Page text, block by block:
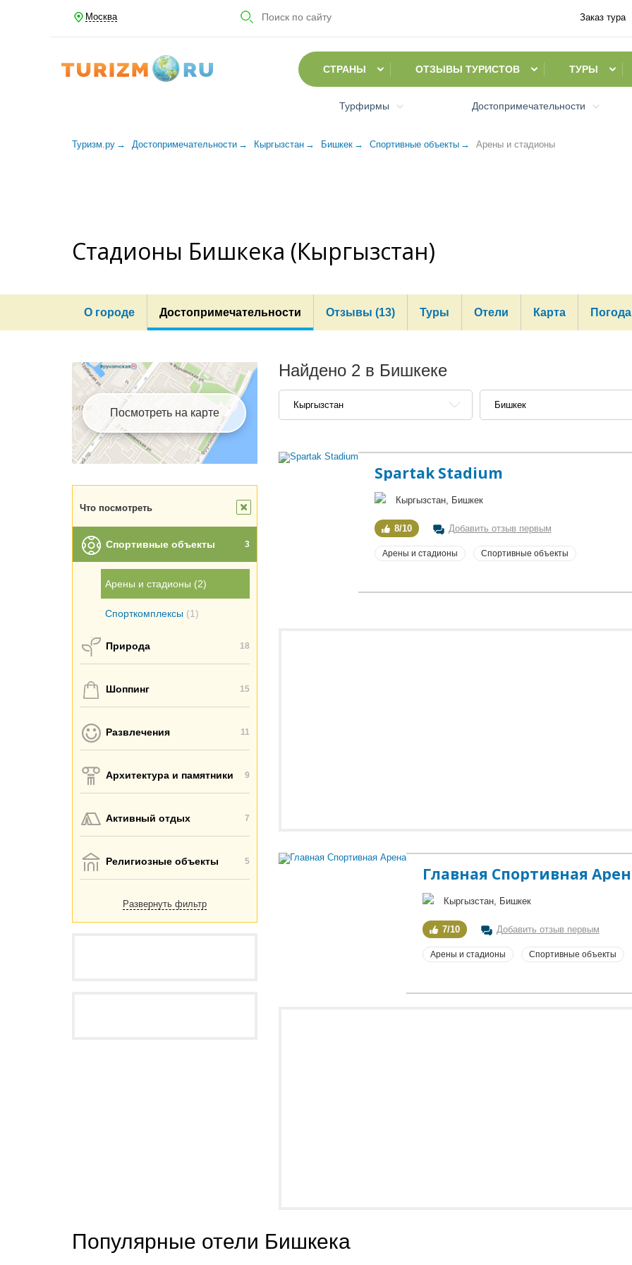
Москва Заказ тура
СТРАНЫ ОТЗЫВЫ ТУРИСТОВ ТУРЫ
Турфирмы Достопримечательности
Туризм.ру Достопримечательности Кыргызстан Бишкек Спортивные объекты Арены и стадионы
Стадионы Бишкека (Кыргызстан)
О городе Достопримечательности Отзывы (13) Туры Отели Карта Погода
Посмотреть на карте
Что посмотреть
Спортивные объекты 3
Арены и стадионы (2)
Спорткомплексы (1)
Природа 18
Шоппинг 15
Развлечения 11
Архитектура и памятники 9
Активный отдых 7
Религиозные объекты 5
Развернуть фильтр
Найдено 2 в Бишкеке
Кыргызстан Бишкек
Spartak Stadium
Кыргызстан, Бишкек
8/10 Добавить отзыв первым
Арены и стадионы Спортивные объекты
Главная Спортивная
Кыргызстан, Бишкек
7/10 Добавить отзыв первым
Арены и стадионы Спортивные объекты
Популярные отели Бишкека